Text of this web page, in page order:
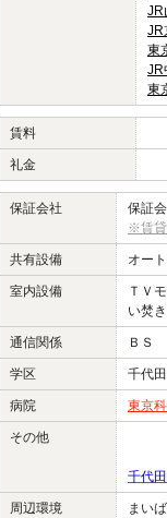
JR
JR
東
JR
東
賃料
礼金
保証会社
保証
※賃貸
共有設備 オー
室内設備
ＴＶ
い焚
通信関係 ＢＳ
学区 千代
病院 東京
その他
千代
周辺環境
まい